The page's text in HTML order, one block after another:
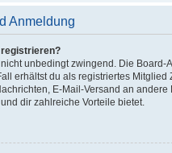
Anmeldung
unbedingt zwingend. Die
erhältst du als registriertes
E-Mail-Versand an
dir zahlreiche Vorteile bietet.